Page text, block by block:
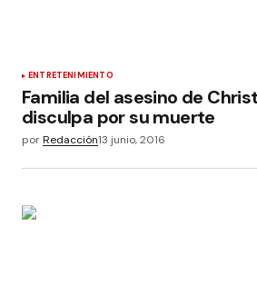
ENTRETENIMIENTO
Familia del asesino de
disculpa por su muerte
porRedacción13 junio, 2016